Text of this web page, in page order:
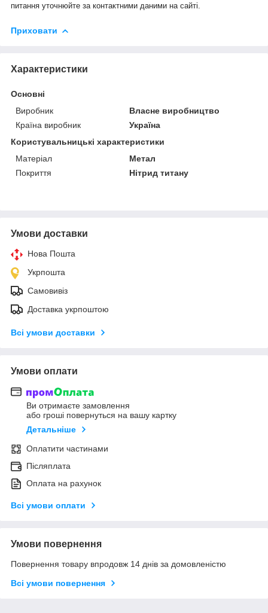
питання уточнюйте за контактними даними на сайті.
Приховати
Характеристики
Основні
Виробник
Власне виробництво
Країна виробник
Україна
Користувальницькі характеристики
Матеріал
Метал
Покриття
Нітрид титану
Умови доставки
Нова Пошта
Укрпошта
Самовивіз
Доставка укрпоштою
Всі умови доставки
Умови оплати
Ви отримаєте замовлення
або гроші повернуться на вашу картку
Детальніше
Оплатити частинами
Післяплата
Оплата на рахунок
Всі умови оплати
Умови повернення
Повернення товару впродовж 14 днів за домовленістю
Всі умови повернення